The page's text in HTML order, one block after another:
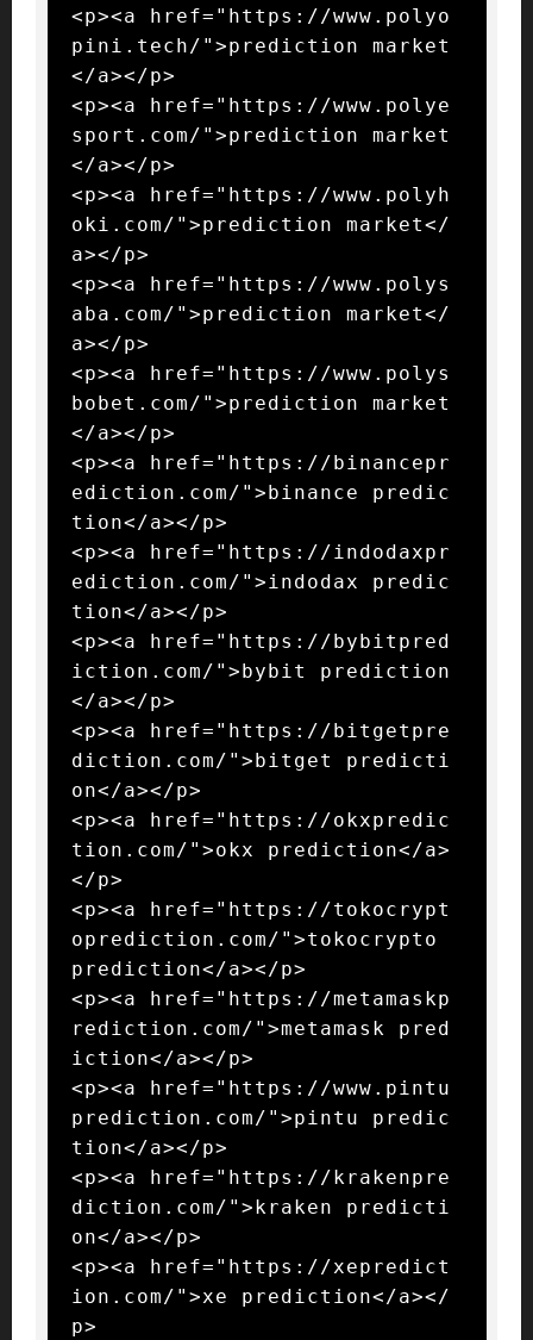
<p><a href="https://www.polyo
pini.tech/">prediction market
</a></p>
<p><a href="https://www.polye
sport.com/">prediction market
</a></p>
<p><a href="https://www.polyh
oki.com/">prediction market</
a></p>
<p><a href="https://www.polys
aba.com/">prediction market</
a></p>
<p><a href="https://www.polys
bobet.com/">prediction market
</a></p>
<p><a href="https://binancepr
ediction.com/">binance predic
tion</a></p>
<p><a href="https://indodaxpr
ediction.com/">indodax predic
tion</a></p>
<p><a href="https://bybitpred
iction.com/">bybit prediction
</a></p>
<p><a href="https://bitgetpre
diction.com/">bitget predicti
on</a></p>
<p><a href="https://okxpredic
tion.com/">okx prediction</a>
</p>
<p><a href="https://tokocrypt
oprediction.com/">tokocrypto
prediction</a></p>
<p><a href="https://metamaskp
rediction.com/">metamask pred
iction</a></p>
<p><a href="https://www.pintu
prediction.com/">pintu predic
tion</a></p>
<p><a href="https://krakenpre
diction.com/">kraken predicti
on</a></p>
<p><a href="https://xepredict
ion.com/">xe prediction</a></
p>